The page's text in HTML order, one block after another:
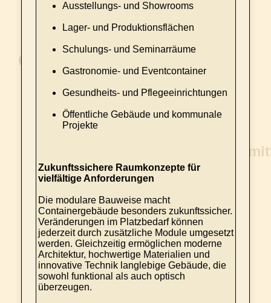
Ausstellungs- und Showrooms
Lager- und Produktionsflächen
Schulungs- und Seminarräume
Gastronomie- und Eventcontainer
Gesundheits- und Pflegeeinrichtungen
Öffentliche Gebäude und kommunale
Projekte
Zukunftssichere Raumkonzepte für
vielfältige Anforderungen
Die modulare Bauweise macht
Containergebäude besonders zukunftssicher.
Veränderungen im Platzbedarf können
jederzeit durch zusätzliche Module umgesetzt
werden. Gleichzeitig ermöglichen moderne
Architektur, hochwertige Materialien und
innovative Technik langlebige Gebäude, die
sowohl funktional als auch optisch
überzeugen.